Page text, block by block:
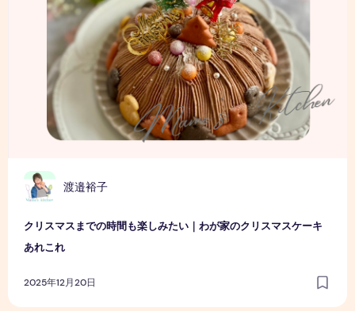
渡邉裕子
クリスマスまでの時間も楽しみたい｜わが家のクリスマスケーキ
あれこれ
2025年12月20日